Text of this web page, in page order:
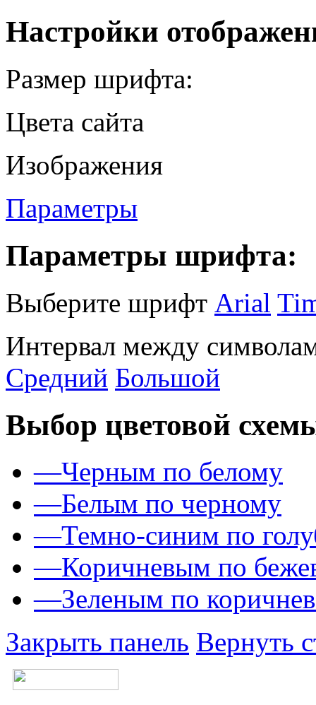
Настройки
Размер шрифта:
Цвета сайта
Изображения
Параметры
Параметры шрифта:
Выберите шрифт Arial
Интервал между
Средний Большой
Выбор цветовой
—Черным по белому
—Белым по черному
—Темно-синим по
—Коричневым по
—Зеленым по
Закрыть панель Вернуть